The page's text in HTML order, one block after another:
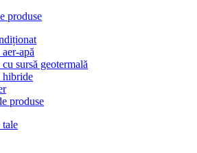
produse
apă
sursă geotermală
hibride
produse